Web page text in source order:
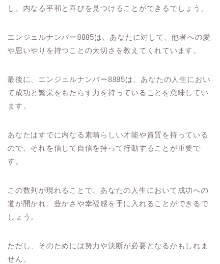
し、内なる平和と喜びを見つけることができるでしょう。
エンジェルナンバー8885は、あなたに対して、他者への愛
や思いやりを持つことの大切さを教えてくれています。
最後に、エンジェルナンバー8885は、あなたの人生におい
て成功と繁栄をもたらす力を持っていることを意味してい
ます。
あなたはすでに内なる素晴らしい才能や資質を持っている
ので、それを信じて自信を持って行動することが重要で
す。
この数列が現れることで、あなたの人生において成功への
道が開かれ、豊かさや幸福感を手に入れることができるで
しょう。
ただし、そのためには努力や決断が必要となるかもしれま
せん。